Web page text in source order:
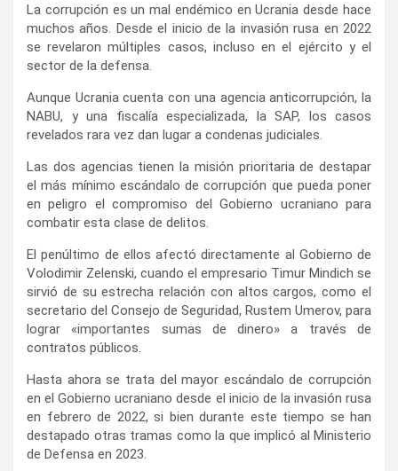
La corrupción es un mal endémico en Ucrania desde hace
muchos años. Desde el inicio de la invasión rusa en 2022
se revelaron múltiples casos, incluso en el ejército y el
sector de la defensa.
Aunque Ucrania cuenta con una agencia anticorrupción, la
NABU, y una fiscalía especializada, la SAP, los casos
revelados rara vez dan lugar a condenas judiciales.
Las dos agencias tienen la misión prioritaria de destapar
el más mínimo escándalo de corrupción que pueda poner
en peligro el compromiso del Gobierno ucraniano para
combatir esta clase de delitos.
El penúltimo de ellos afectó directamente al Gobierno de
Volodimir Zelenski, cuando el empresario Timur Mindich se
sirvió de su estrecha relación con altos cargos, como el
secretario del Consejo de Seguridad, Rustem Umerov, para
lograr «importantes sumas de dinero» a través de
contratos públicos.
Hasta ahora se trata del mayor escándalo de corrupción
en el Gobierno ucraniano desde el inicio de la invasión rusa
en febrero de 2022, si bien durante este tiempo se han
destapado otras tramas como la que implicó al Ministerio
de Defensa en 2023.